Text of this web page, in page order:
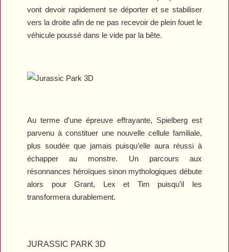
vont devoir rapidement se déporter et se stabiliser
vers la droite afin de ne pas recevoir de plein fouet le
véhicule poussé dans le vide par la bête.
Au terme d’une épreuve effrayante, Spielberg est
parvenu à constituer une nouvelle cellule familiale,
plus soudée que jamais puisqu’elle aura réussi à
échapper au monstre. Un parcours aux
résonnances héroïques sinon mythologiques débute
alors pour Grant, Lex et Tim puisqu’il les
transformera durablement.
JURASSIC PARK 3D